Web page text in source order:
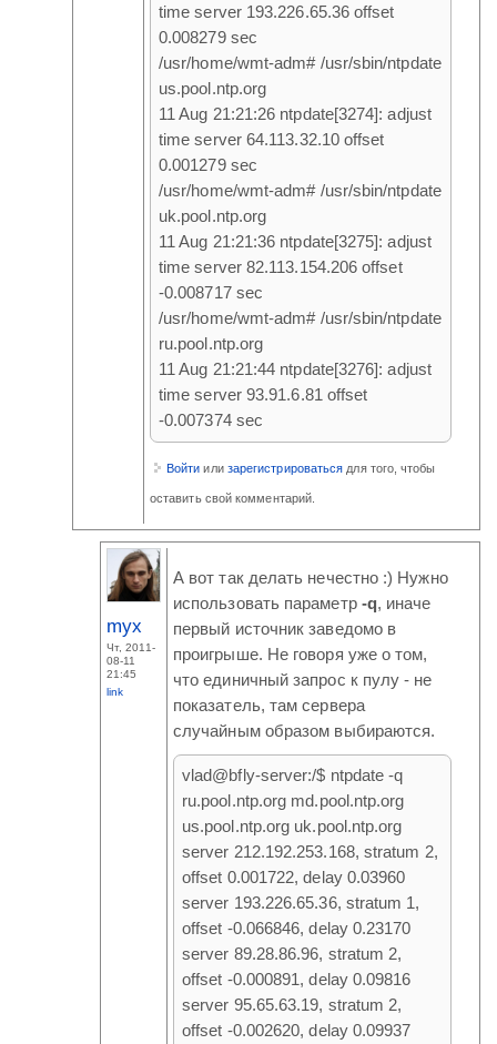
time server 193.226.65.36 offset
0.008279 sec
/usr/home/wmt-adm# /usr/sbin/ntpdate
us.pool.ntp.org
11 Aug 21:21:26 ntpdate[3274]: adjust
time server 64.113.32.10 offset
0.001279 sec
/usr/home/wmt-adm# /usr/sbin/ntpdate
uk.pool.ntp.org
11 Aug 21:21:36 ntpdate[3275]: adjust
time server 82.113.154.206 offset
-0.008717 sec
/usr/home/wmt-adm# /usr/sbin/ntpdate
ru.pool.ntp.org
11 Aug 21:21:44 ntpdate[3276]: adjust
time server 93.91.6.81 offset
-0.007374 sec
Войти или зарегистрироваться для того, чтобы
оставить свой комментарий.
myx
Чт, 2011-
08-11
21:45
link
А вот так делать нечестно :) Нужно
использовать параметр -q, иначе
первый источник заведомо в
проигрыше. Не говоря уже о том,
что единичный запрос к пулу - не
показатель, там сервера
случайным образом выбираются.
vlad@bfly-server:/$ ntpdate -q
ru.pool.ntp.org md.pool.ntp.org
us.pool.ntp.org uk.pool.ntp.org
server 212.192.253.168, stratum 2,
offset 0.001722, delay 0.03960
server 193.226.65.36, stratum 1,
offset -0.066846, delay 0.23170
server 89.28.86.96, stratum 2,
offset -0.000891, delay 0.09816
server 95.65.63.19, stratum 2,
offset -0.002620, delay 0.09937